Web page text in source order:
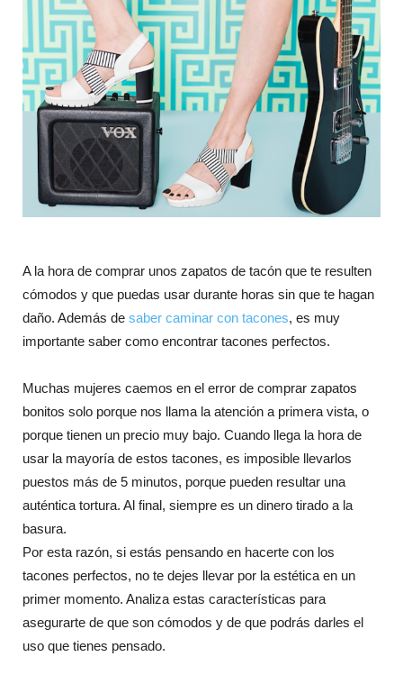
A la hora de comprar unos zapatos de tacón que te resulten
cómodos y que puedas usar durante horas sin que te hagan
daño. Además de saber caminar con tacones, es muy
importante saber como encontrar tacones perfectos.
Muchas mujeres caemos en el error de comprar zapatos
bonitos solo porque nos llama la atención a primera vista, o
porque tienen un precio muy bajo. Cuando llega la hora de
usar la mayoría de estos tacones, es imposible llevarlos
puestos más de 5 minutos, porque pueden resultar una
auténtica tortura. Al final, siempre es un dinero tirado a la
basura.
Por esta razón, si estás pensando en hacerte con los
tacones perfectos, no te dejes llevar por la estética en un
primer momento. Analiza estas características para
asegurarte de que son cómodos y de que podrás darles el
uso que tienes pensado.